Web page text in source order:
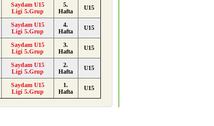
Saydam U15
Ligi 5.Grup
5.
Hafta
U15
Saydam U15
Ligi 5.Grup
4.
Hafta
U15
Saydam U15
Ligi 5.Grup
3.
Hafta
U15
Saydam U15
Ligi 5.Grup
2.
Hafta
U15
Saydam U15
Ligi 5.Grup
1.
Hafta
U15